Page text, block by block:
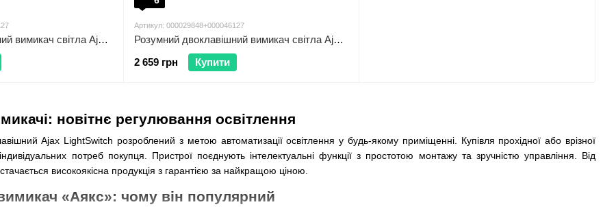
новітнє регулювання освітлення
Ajax LightSwitch розроблений з метою автоматизації освітлення у будь-якому приміщенні. Купівля прохідної або врізної
потреб покупця. Пристрої поєднують інтелектуальні функції з простотою монтажу та зручністю управління. Від
високоякісна продукція з гарантією за найкращою ціною.
«Аякс»: чому він популярний
Розумний двоклавішний вимикач світла Ajax LightSwitch 2-gang Jeweller ivory 000029836
Артикул: 000029848+000046127
Розумний двоклавішний вимикач світла Ajax LightSwitch 2-gang Jeweller oyster 000029848
2 659 грн
Купити